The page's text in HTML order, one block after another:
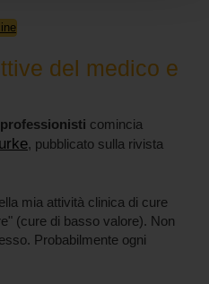
del medico e
comincia
, pubblicato sulla rivista
mia attività clinica di cure
(cure di basso valore). Non
Probabilmente ogni